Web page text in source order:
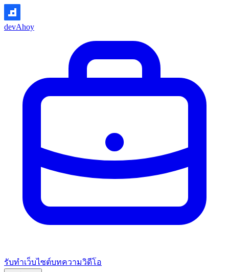
devAhoy
รับทำเว็บไซต์บทความวิดีโอ